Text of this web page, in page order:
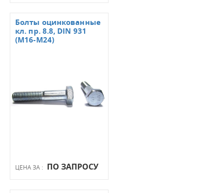
ЦЕНА ЗА : ПО ЗАПРОСУ
Болты оцинкованные
кл. пр. 8.8, DIN 931
(М16-М24)